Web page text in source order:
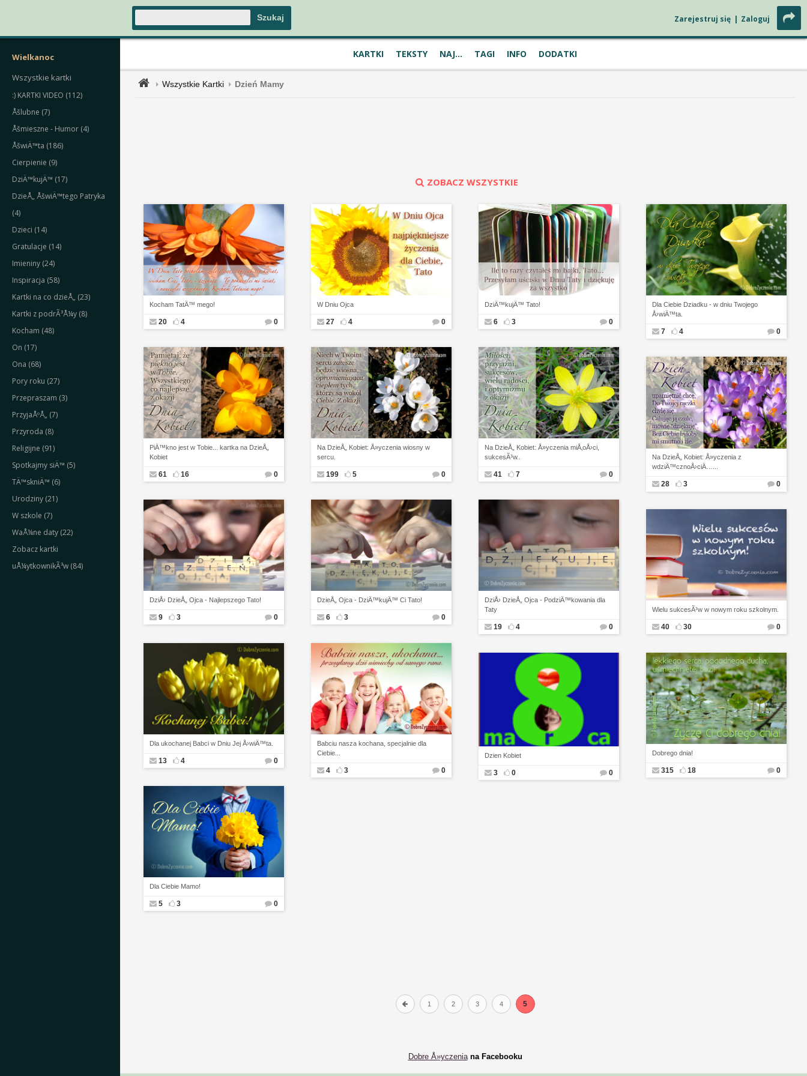
Zarejestruj się | Zaloguj
KARTKI TEKSTY NAJ... TAGI INFO DODATKI
Wielkanoc
Wszystkie kartki
:) KARTKI VIDEO (112)
Åšlubne (7)
Åšmieszne - Humor (4)
ÅšwiÄ™ta (186)
Cierpienie (9)
DziÄ™kujÄ™ (17)
DzieÅ„ ÅšwiÄ™tego Patryka
(4)
Dzieci (14)
Gratulacje (14)
Imieniny (24)
Inspiracja (58)
Kartki na co dzieÅ„ (23)
Kartki z podrÃ³Å¼y (8)
Kocham (48)
On (17)
Ona (68)
Pory roku (27)
Przepraszam (3)
PrzyjaÅºÅ„ (7)
Przyroda (8)
Religijne (91)
Spotkajmy siÄ™ (5)
TÄ™skniÄ™ (6)
Urodziny (21)
W szkole (7)
WaÅ¼ne daty (22)
Zobacz kartki
uÅ¼ytkownikÃ³w (84)
Wszystkie Kartki Dzień Mamy
ZOBACZ WSZYSTKIE
Kocham TatÄ™ mego!
20 4 0
W Dniu Ojca
27 4 0
DziÄ™kujÄ™ Tato!
6 3 0
Dla Ciebie Dziadku - w dniu Twojego
Å›wiÄ™ta.
7 4 0
PiÄ™kno jest w Tobie... kartka na DzieÅ„
Kobiet
61 16 0
Na DzieÅ„ Kobiet: Å»yczenia wiosny w
sercu.
199 5 0
Na DzieÅ„ Kobiet: Å»yczenia miÅ‚oÅ›ci,
sukcesÃ³w..
41 7 0
Na DzieÅ„ Kobiet: Å»yczenia z
wdziÄ™cznoÅ›ciÄ…...
28 3 0
DziÅ› DzieÅ„ Ojca - Najlepszego Tato!
9 3 0
DzieÅ„ Ojca - DziÄ™kujÄ™ Ci Tato!
6 3 0
DziÅ› DzieÅ„ Ojca - PodziÄ™kowania dla
Taty
19 4 0
Wielu sukcesÃ³w w nowym roku szkolnym.
40 30 0
Dla ukochanej Babci w Dniu Jej Å›wiÄ™ta.
13 4 0
Babciu nasza kochana, specjalnie dla
Ciebie...
4 3 0
Dzien Kobiet
3 0 0
Dobrego dnia!
315 18 0
Dla Ciebie Mamo!
5 3 0
1 2 3 4 5
Dobre Å»yczeniana Facebooku